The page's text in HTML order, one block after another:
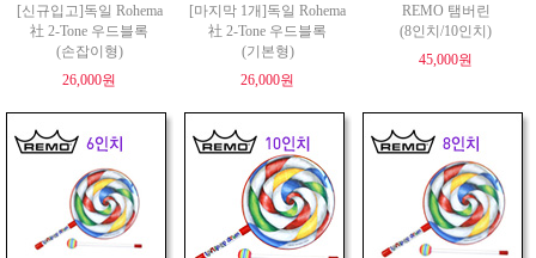
[신규입고]독일 Rohema
社 2-Tone 우드블록
(손잡이형)
26,000원
[마지막 1개]독일 Rohema
社 2-Tone 우드블록
(기본형)
26,000원
REMO 탬버린
(8인치/10인치)
45,000원